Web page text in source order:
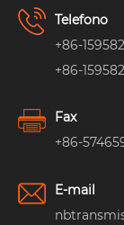
Telefono
+86-
+86-
Fax
+86-
E-mail